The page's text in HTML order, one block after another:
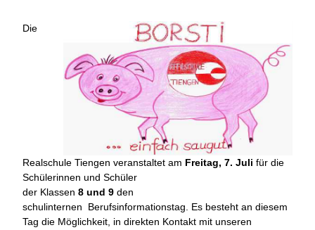
Die
Realschule Tiengen veranstaltet am Freitag, 7. Juli für die
Schülerinnen und Schüler
der Klassen 8 und 9 den
schulinternen Berufsinformationstag. Es besteht an diesem
Tag die Möglichkeit, in direkten Kontakt mit unseren